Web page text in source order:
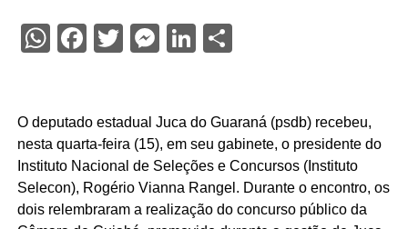
WhatsApp
Facebook
Twitter
Messenger
LinkedIn
Share
O deputado estadual Juca do Guaraná (psdb) recebeu,
nesta quarta-feira (15), em seu gabinete, o presidente do
Instituto Nacional de Seleções e Concursos (Instituto
Selecon), Rogério Vianna Rangel. Durante o encontro, os
dois relembraram a realização do concurso público da